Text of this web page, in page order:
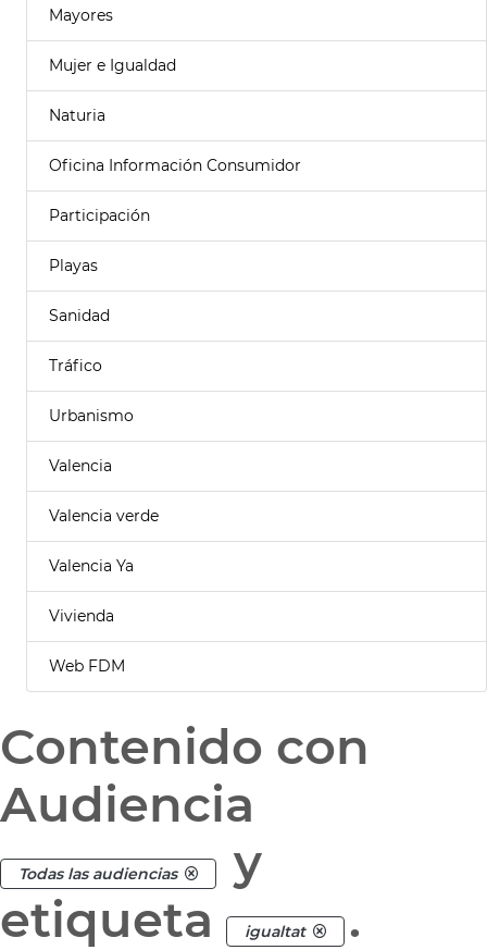
Mayores
Mujer e Igualdad
Naturia
Oficina Información Consumidor
Participación
Playas
Sanidad
Tráfico
Urbanismo
Valencia
Valencia verde
Valencia Ya
Vivienda
Web FDM
Contenido con
Audiencia
Todas las audiencias
y
etiqueta
igualtat .